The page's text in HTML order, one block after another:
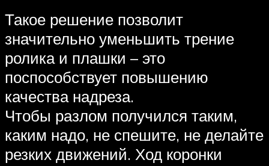
Такое решение позволит
значительно уменьшить трение
ролика и плашки – это
поспособствует повышению
качества надреза.
Чтобы разлом получился таким,
каким надо, не спешите, не делайте
резких движений. Ход коронки